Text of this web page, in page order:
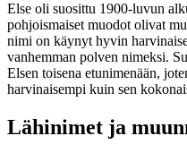
Else oli suosittu 1900-luvun
pohjoismaiset muodot olivat
nimi on käynyt hyvin
vanhemman polven nimeksi.
Elsen toisena etunimenään,
harvinaisempi kuin sen
Lähinimet ja